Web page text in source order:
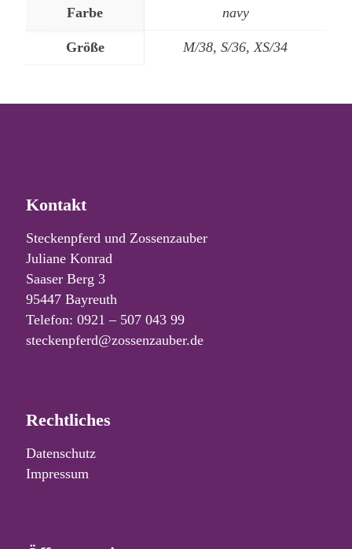
Farbe navy
Größe M/38, S/36, XS/34
Kontakt
Steckenpferd und Zossenzauber
Juliane Konrad
Saaser Berg 3
95447 Bayreuth
Telefon: 0921 – 507 043 99
steckenpferd@zossenzauber.de
Rechtliches
Datenschutz
Impressum